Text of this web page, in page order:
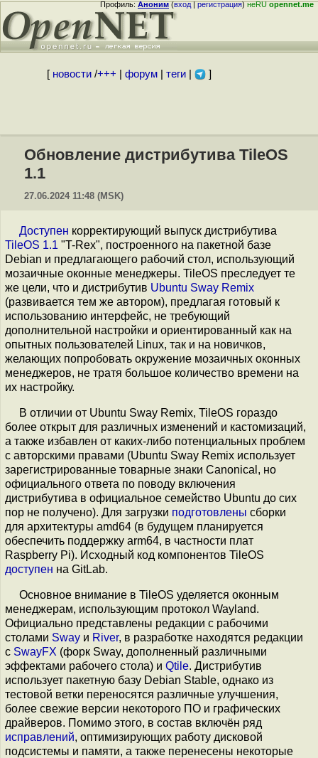
Профиль:Аноним(вход|регистрация)неRUopennet.me
[ новости/+++ форум| теги| ]
Обновление дистрибутива TileOS
1.1
27.06.2024 11:48 (MSK)
Доступен корректирующий выпуск дистрибутива
TileOS 1.1 "T-Rex", построенного на пакетной базе
Debian и предлагающего рабочий стол, использующий
мозаичные оконные менеджеры. TileOS преследует те
же цели, что и дистрибутив Ubuntu Sway Remix
(развивается тем же автором), предлагая готовый к
использованию интерфейс, не требующий
дополнительной настройки и ориентированный как на
опытных пользователей Linux, так и на новичков,
желающих попробовать окружение мозаичных оконных
менеджеров, не тратя большое количество времени на
их настройку.
В отличии от Ubuntu Sway Remix, TileOS гораздо
более открыт для различных изменений и кастомизаций,
а также избавлен от каких-либо потенциальных проблем
с авторскими правами (Ubuntu Sway Remix использует
зарегистрированные товарные знаки Canonical, но
официального ответа по поводу включения
дистрибутива в официальное семейство Ubuntu до сих
пор не получено). Для загрузки подготовлены сборки
для архитектуры amd64 (в будущем планируется
обеспечить поддержку arm64, в частности плат
Raspberry Pi). Исходный код компонентов TileOS
доступен на GitLab.
Основное внимание в TileOS уделяется оконным
менеджерам, использующим протокол Wayland.
Официально представлены редакции с рабочими
столами Sway и River, в разработке находятся редакции
с SwayFX (форк Sway, дополненный различными
эффектами рабочего стола) и Qtile. Дистрибутив
использует пакетную базу Debian Stable, однако из
тестовой ветки переносятся различные улучшения,
более свежие версии некоторого ПО и графических
драйверов. Помимо этого, в состав включён ряд
исправлений, оптимизирующих работу дисковой
подсистемы и памяти, а также перенесены некоторые